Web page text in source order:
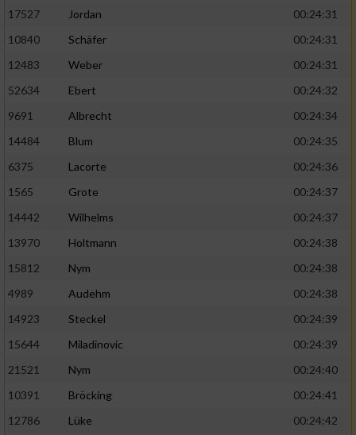
17527
Jordan
00:24:31
10840
Schäfer
00:24:31
12483
Weber
00:24:31
52634
Ebert
00:24:32
9691
Albrecht
00:24:34
14484
Blum
00:24:35
6375
Lacorte
00:24:36
1565
Grote
00:24:37
14442
Wilhelms
00:24:37
13970
Holtmann
00:24:38
15812
Nym
00:24:38
4989
Audehm
00:24:38
14923
Steckel
00:24:39
15644
Miladinovic
00:24:39
21521
Nym
00:24:40
10391
Bröcking
00:24:41
12786
Lüke
00:24:42